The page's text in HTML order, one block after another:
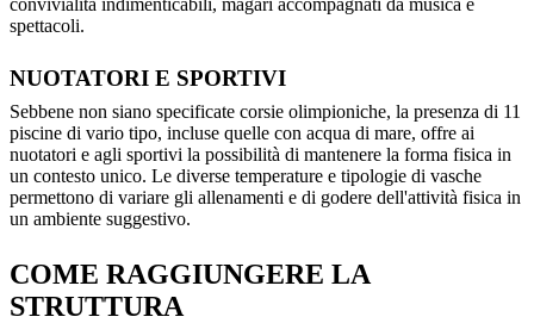
spettacoli.
NUOTATORI E SPORTIVI
Sebbene non siano specificate corsie olimpioniche, la presenza di 11
piscine di vario tipo, incluse quelle con acqua di mare, offre ai
nuotatori e agli sportivi la possibilità di mantenere la forma fisica in
un contesto unico. Le diverse temperature e tipologie di vasche
permettono di variare gli allenamenti e di godere dell'attività fisica in
un ambiente suggestivo.
COME RAGGIUNGERE LA
STRUTTURA